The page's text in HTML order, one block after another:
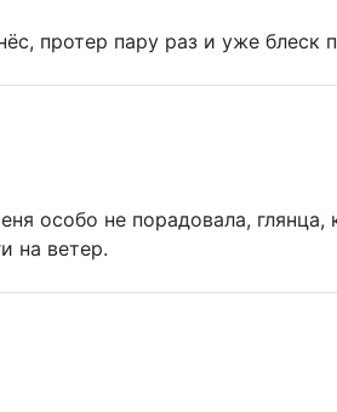
протер пару раз и уже блеск
особо не порадовала, глянца,
на ветер.